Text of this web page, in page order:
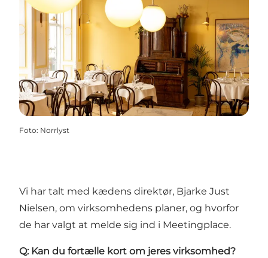
Foto: Norrlyst
Vi har talt med kædens direktør, Bjarke Just
Nielsen, om virksomhedens planer, og hvorfor
de har valgt at melde sig ind i Meetingplace.
Q: Kan du fortælle kort om jeres virksomhed?